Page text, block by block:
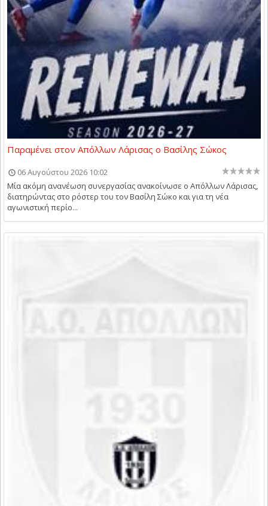
Παραμένει στον Απόλλων Λάρισας ο Βασίλης Σώκος
06 Αυγούστου 2026 10:02
Μία ακόμη ανανέωση συνεργασίας ανακοίνωσε ο Απόλλων Λάρισας,
διατηρώντας στο ρόστερ του τον Βασίλη Σώκο και για τη νέα
αγωνιστική περίο...